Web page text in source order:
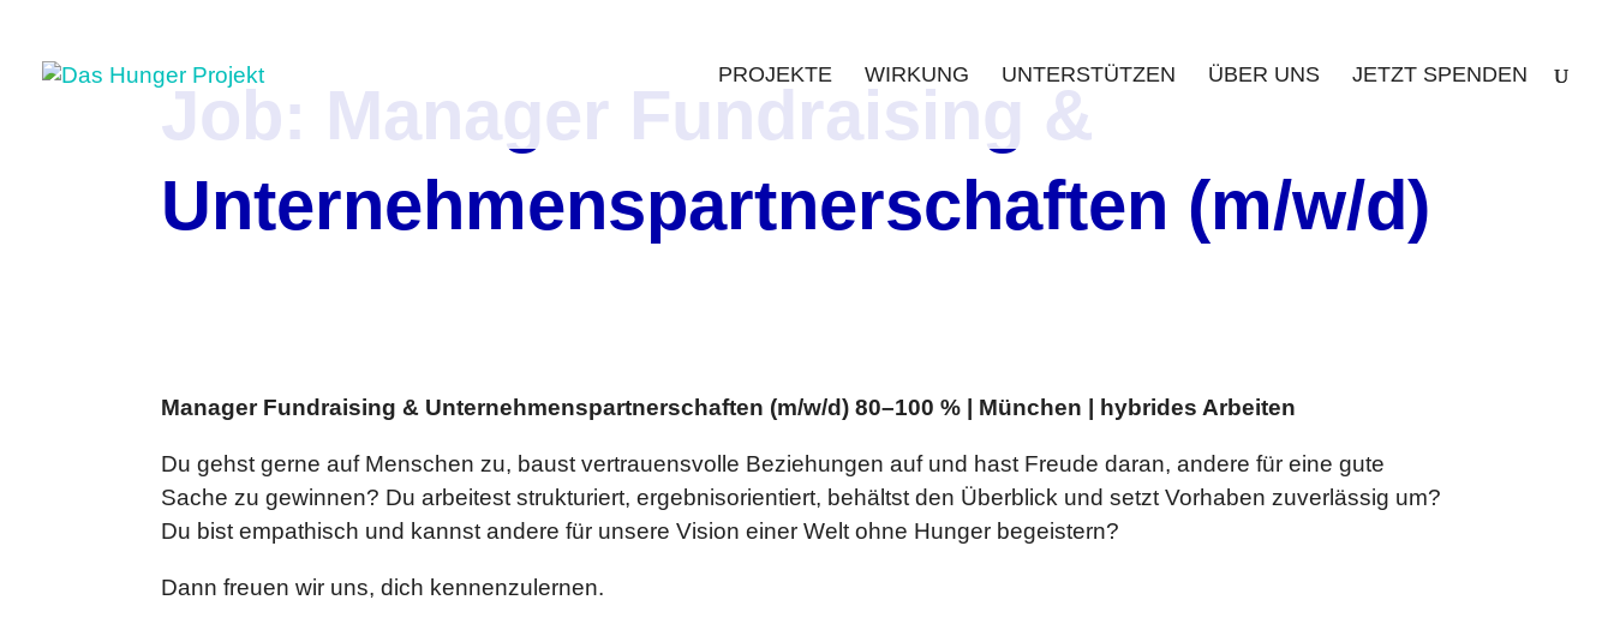
PROJEKTE WIRKUNG UNTERSTÜTZEN ÜBER UNS JETZT SPENDEN
Job: Manager Fundraising &
Unternehmenspartnerschaften (m/w/d)
Manager Fundraising & Unternehmenspartnerschaften (m/w/d) 80–100 % | München | hybrides Arbeiten
Du gehst gerne auf Menschen zu, baust vertrauensvolle Beziehungen auf und hast Freude daran, andere für eine gute
Sache zu gewinnen? Du arbeitest strukturiert, ergebnisorientiert, behältst den Überblick und setzt Vorhaben zuverlässig um?
Du bist empathisch und kannst andere für unsere Vision einer Welt ohne Hunger begeistern?
Dann freuen wir uns, dich kennenzulernen.